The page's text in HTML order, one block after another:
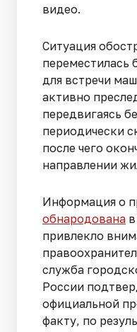
видео.
Ситуация
переместилась
для встречи
активно
передвигаясь
периодически
после чего
направлении
Информация о
обнародована
привлекло
служба
России
официальной
факту, по